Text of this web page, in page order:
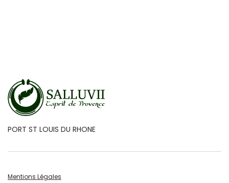
PORT ST LOUIS DU RHONE
Mentions Légales